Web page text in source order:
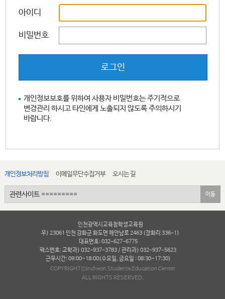
아이디
비밀번호
로그인
개인정보보호를 위하여 사용자 비밀번호는 주기적으로
변경관리 하시고 타인에게 노출되지 않도록 주의하시기
바랍니다.
개인정보처리방침 이메일무단수집거부 오시는 길
이동
인천광역시교육청학생교육원
우) 23061 인천 강화군 화도면 해안남로 2463 (장화리 336-1)
대표번호: 032-627-6775
팩스번호: 교학과) 032-937-3783 / 관리과) 032-937-5623
근무시간: 09:00~18:00(수요일, 금요일 : 08:30~17:30)
COPYRIGHT©Incheon Students Education Center
ALL RIGHTS RESERVED.